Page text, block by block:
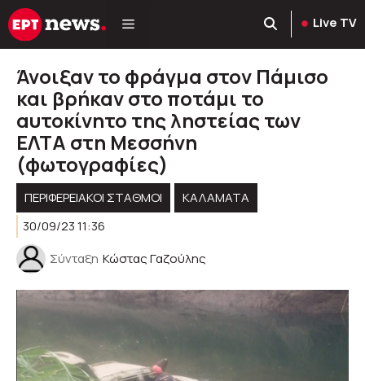
Μετάβαση
σε
Live TV
Άνοιξαν το φράγμα στον Πάμισο
και βρήκαν στο ποτάμι το
αυτοκίνητο της ληστείας των
ΕΛΤΑ στη Μεσσήνη
(φωτογραφίες)
ΠΕΡΙΦΕΡΕΙΑΚΟΊ ΣΤΑΘΜΟΊ
ΚΑΛΑΜΑΤΑ
30/09/23 11:36
Σύνταξη Κώστας Γαζούλης